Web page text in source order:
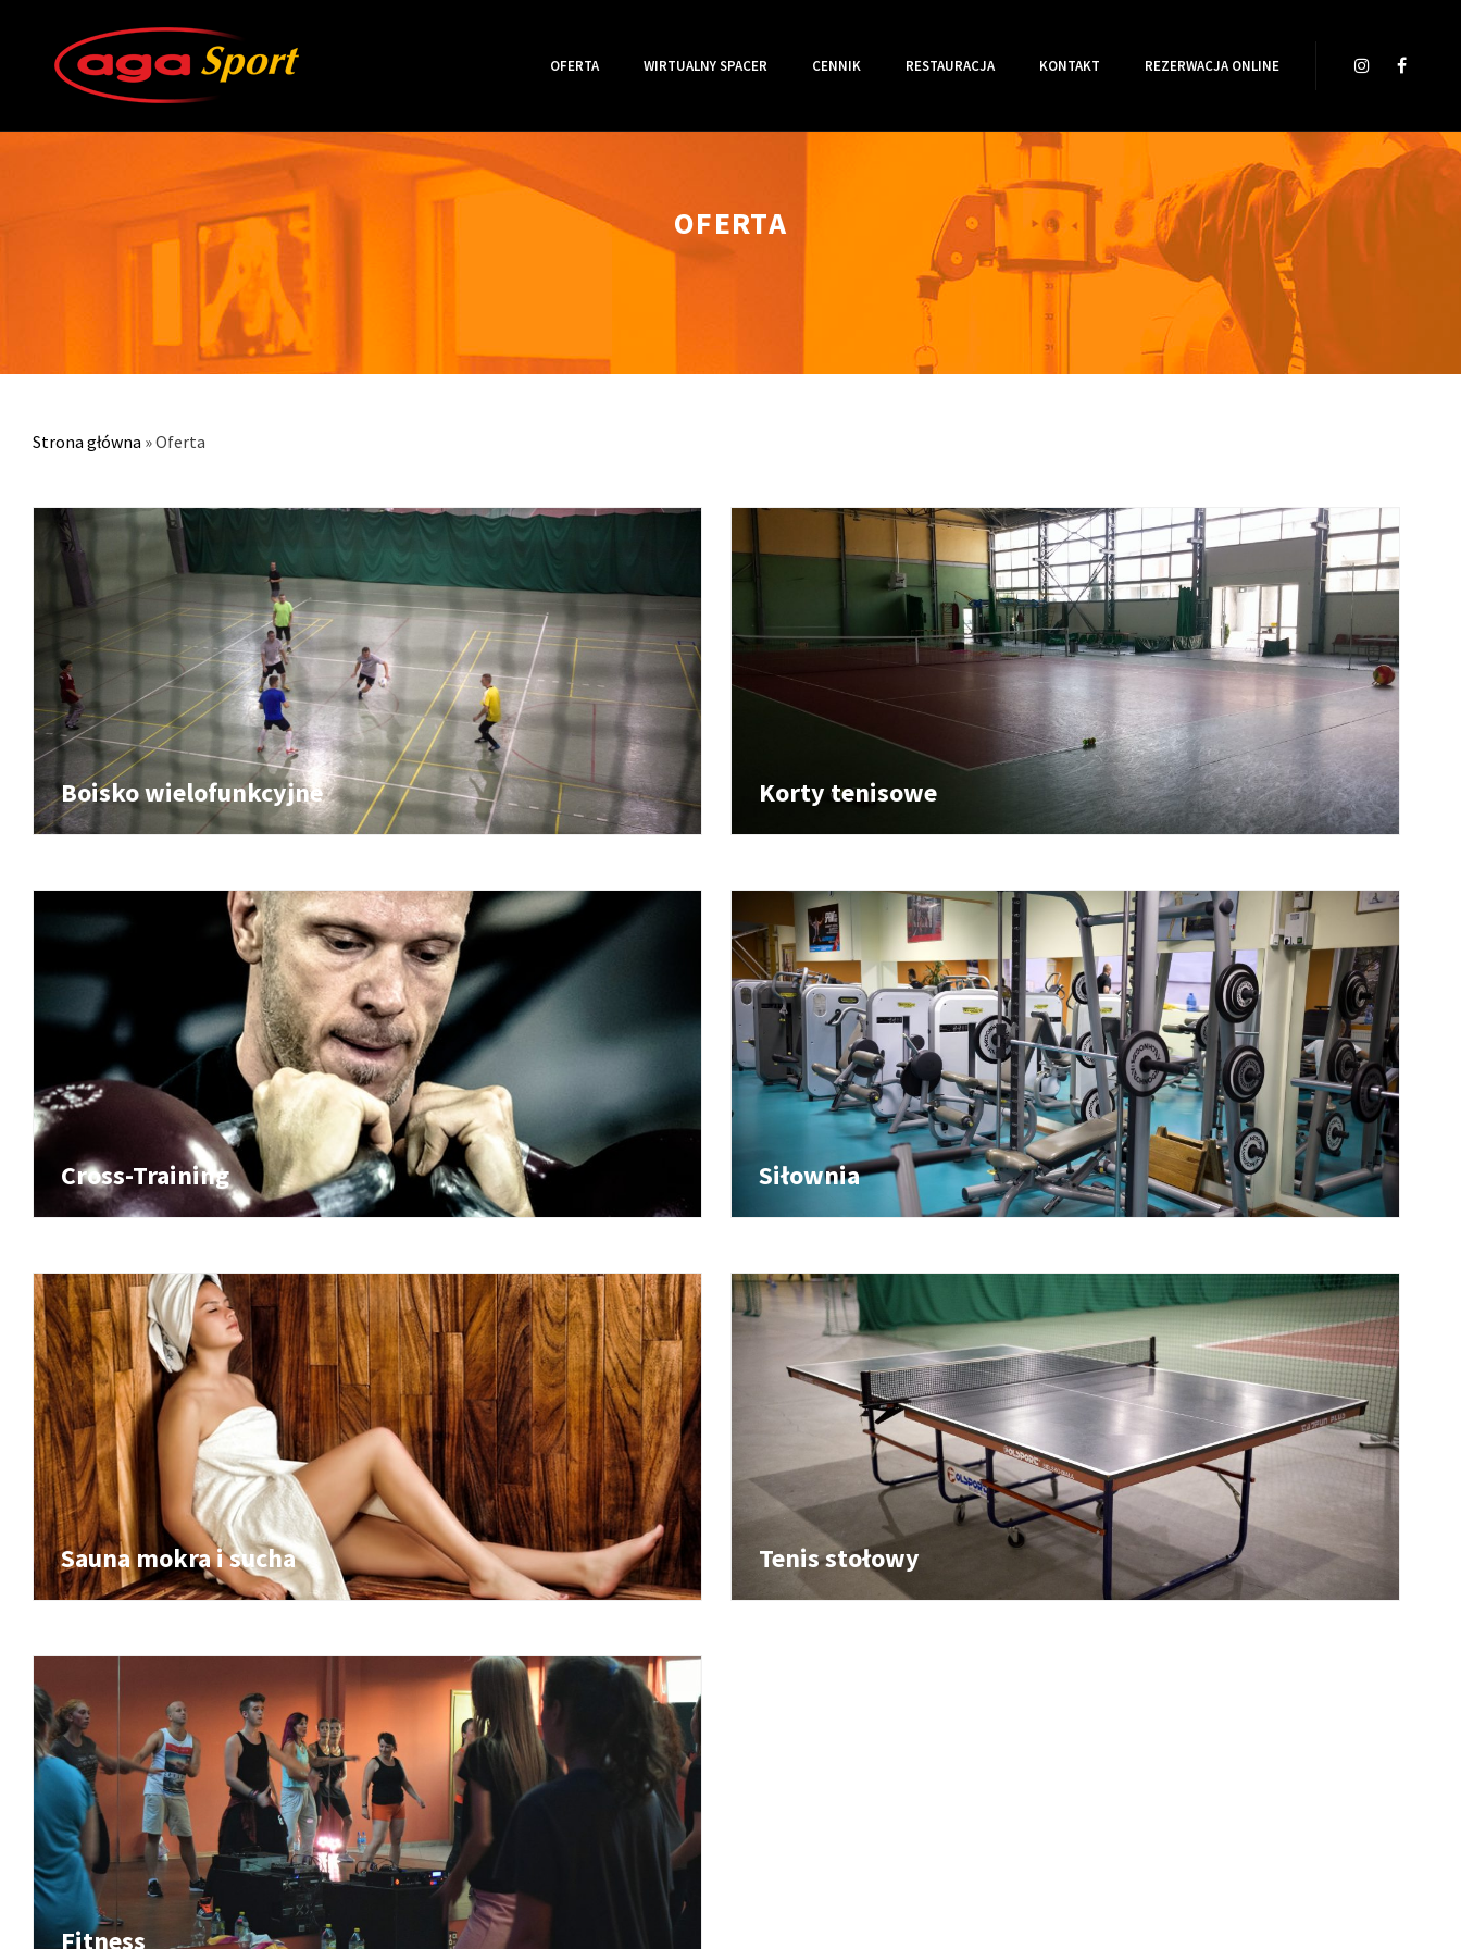
OFERTA WIRTUALNY SPACER CENNIK RESTAURACJA KONTAKT REZERWACJA ONLINE
OFERTA
Strona główna »Oferta
Boisko wielofunkcyjne Korty tenisowe
Cross-Training Siłownia
Sauna mokra i sucha Tenis stołowy
Fitness